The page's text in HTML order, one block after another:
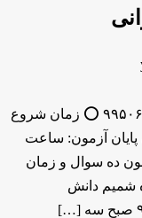
👈 آزمون مجدد دوم دوره شمیم دانش ۹۹۵۰۶۱۴۶ ⭕️ زمان شروع
۳۰ دی ⭕️ زمان پایان آزمون: ساعت
آزمون ده سوال و زمان
شمیم دانش